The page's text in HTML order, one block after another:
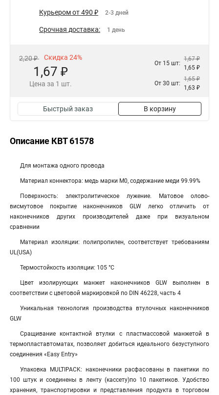
Курьером от 490 ₽ 2-3 дней
Срочная доставка: 1 день
2,20 ₽ Скидка 24%
1,67 ₽
Цена за 1 шт.
От 15 шт:
1,67 ₽
1,65 ₽
От 30 шт:
1,65 ₽
1,63 ₽
Быстрый заказ В корзину
Описание КВТ 61578
Для монтажа одного провода
Материал коннектора: медь марки М0, содержание меди 99.99%
Поверхность: электролитическое лужение. Матовое олово-
висмутовое покрытие наконечников GLW легко отличить от
наконечников других производителей даже при визуальном
сравнении
Материал изоляции: полипропилен, соответствует требованиям
UL(USA)
Термостойкость изоляции: 105 °C
Цвет изолирующих манжет наконечников GLW выполнен в
соответствии с цветовой маркировкой по DIN 46228, часть 4
Уникальная технология производства втулочных наконечников
GLW
Сращивание контактной втулки с пластмассовой манжетой в
термопластавтоматах, позволяет добиться идеального безуступного
соединения «Easy Entry»
Упаковка MULTIPACK: наконечники расфасованы в пакетики по
100 штук и соединены в ленту (кассету)по 10 пакетиков. Удобство
хранения, транспортировки и представления продукта в торговом